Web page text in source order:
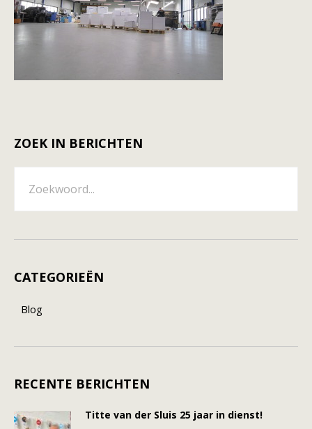
ZOEK IN BERICHTEN
CATEGORIEËN
Blog
RECENTE BERICHTEN
Titte van der Sluis 25 jaar in dienst!